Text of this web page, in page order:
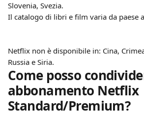
Slovenia, Svezia.
Il catalogo di libri e film varia da paese
Netflix non è disponibile in: Cina,
Russia e Siria.
Come posso
abbonamento Netflix
Standard/Premium?